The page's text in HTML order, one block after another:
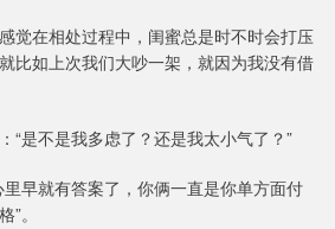
觉在相处过程中，闺蜜总是时不时会打压
比如上次我们大吵一架，就因为我没有借
“是不是我多虑了？还是我太小气了？”
早就有答案了，你俩一直是你单方面付
。